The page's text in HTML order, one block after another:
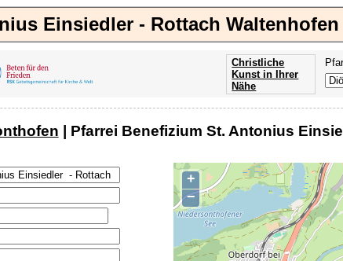
Einsiedler - Rottach Waltenhofen
Christliche
Kunst in Ihrer
Nähe
| Pfarrei Benefizium St. Antonius
+
−